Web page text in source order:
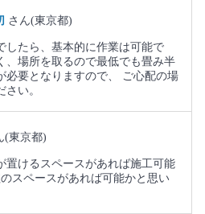
さん(東京都)
したら、基本的に作業は可能で
、場所を取るので最低でも畳み半
必要となりますので、 ご心配の場
い。
(東京都)
置けるスペースがあれば施工可能
スペースがあれば可能かと思い